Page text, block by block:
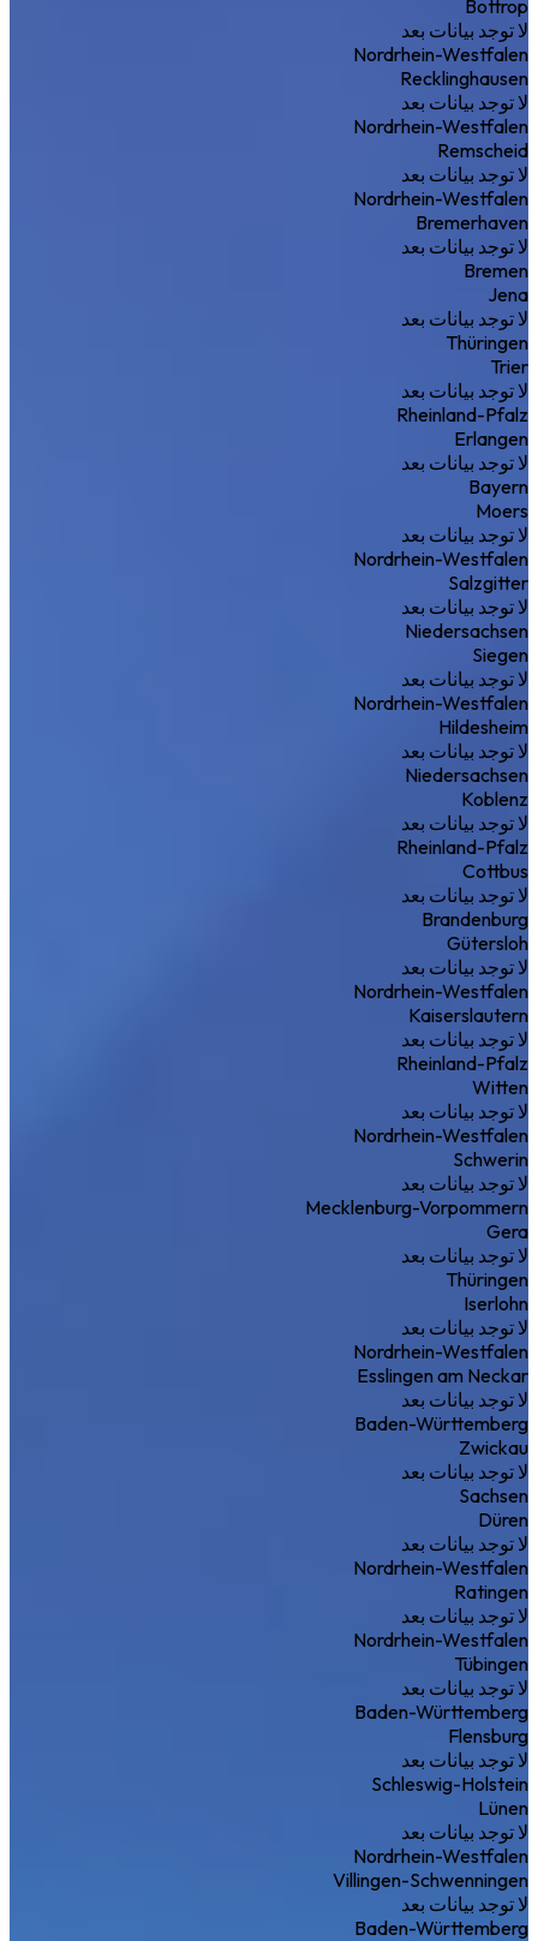
Bottrop
لا توجد بيانات بعد
Nordrhein-Westfalen
Recklinghausen
لا توجد بيانات بعد
Nordrhein-Westfalen
Remscheid
لا توجد بيانات بعد
Nordrhein-Westfalen
Bremerhaven
لا توجد بيانات بعد
Bremen
Jena
لا توجد بيانات بعد
Thüringen
Trier
لا توجد بيانات بعد
Rheinland-Pfalz
Erlangen
لا توجد بيانات بعد
Bayern
Moers
لا توجد بيانات بعد
Nordrhein-Westfalen
Salzgitter
لا توجد بيانات بعد
Niedersachsen
Siegen
لا توجد بيانات بعد
Nordrhein-Westfalen
Hildesheim
لا توجد بيانات بعد
Niedersachsen
Koblenz
لا توجد بيانات بعد
Rheinland-Pfalz
Cottbus
لا توجد بيانات بعد
Brandenburg
Gütersloh
لا توجد بيانات بعد
Nordrhein-Westfalen
Kaiserslautern
لا توجد بيانات بعد
Rheinland-Pfalz
Witten
لا توجد بيانات بعد
Nordrhein-Westfalen
Schwerin
لا توجد بيانات بعد
Mecklenburg-Vorpommern
Gera
لا توجد بيانات بعد
Thüringen
Iserlohn
لا توجد بيانات بعد
Nordrhein-Westfalen
Esslingen am Neckar
لا توجد بيانات بعد
Baden-Württemberg
Zwickau
لا توجد بيانات بعد
Sachsen
Düren
لا توجد بيانات بعد
Nordrhein-Westfalen
Ratingen
لا توجد بيانات بعد
Nordrhein-Westfalen
Tübingen
لا توجد بيانات بعد
Baden-Württemberg
Flensburg
لا توجد بيانات بعد
Schleswig-Holstein
Lünen
لا توجد بيانات بعد
Nordrhein-Westfalen
Villingen-Schwenningen
لا توجد بيانات بعد
Baden-Württemberg